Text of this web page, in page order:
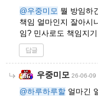
@우중미모 뭘 방임하
책임 얼마인지 잘아시
임? 민사로도 책임지
답글
우중미모 26-06-09
@하루하루할 얼마긴